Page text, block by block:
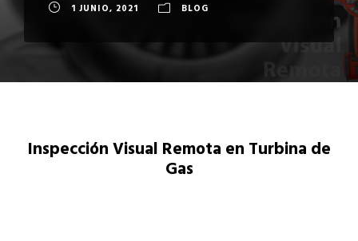
1 JUNIO, 2021 BLOG
Inspección Visual Remota en Turbina de
Gas